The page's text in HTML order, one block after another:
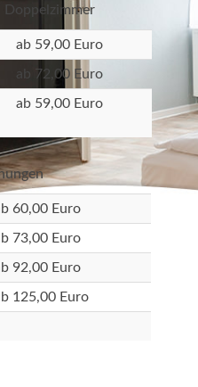
Doppelzimmer
ab 59,00 Euro
ab 72,00 Euro
ab 59,00 Euro
60,00 Euro
73,00 Euro
92,00 Euro
125,00 Euro